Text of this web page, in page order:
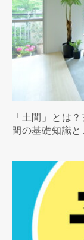
「土間」とは
間の基礎知識